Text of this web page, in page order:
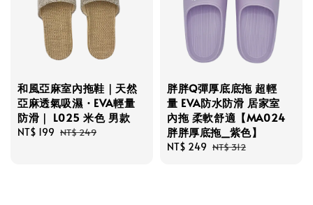
和風亞麻室內拖鞋｜天然
亞麻透氣吸濕・EVA輕量
防滑｜ L025 米色 男款
Sale
NT$ 199 Regular
NT$ 249
胖胖Q彈厚底底拖 超輕
量 EVA防水防滑 居家室
內拖 柔軟舒適【MA024
胖胖厚底拖_紫色】
Sale
NT$ 249 Regular
NT$ 312